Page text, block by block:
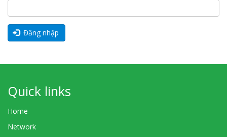
Đăng nhập
Quick links
Home
Network